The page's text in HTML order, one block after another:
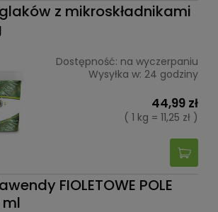
z mikroskładnikami
Dostępność: na wyczerpaniu
Wysyłka w: 24 godziny
44,99 zł
( 1 kg = 11,25 zł )
FIOLETOWE POLE